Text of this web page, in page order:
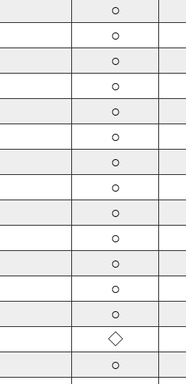
○
○
○
○
○
○
○
○
○
○
○
○
○
◇
○